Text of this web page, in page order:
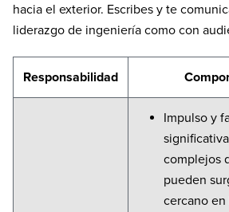
hacia el exterior. Escribes y te
liderazgo de ingeniería como con
Responsabilidad
Impulso y
complejos
pueden
cercano